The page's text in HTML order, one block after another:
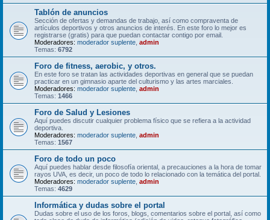
Tablón de anuncios
Sección de ofertas y demandas de trabajo, así como compraventa de
artículos deportivos y otros anuncios de interés. En este foro lo mejor es
registrarse (gratis) para que puedan contactar contigo por email.
Moderadores: moderador suplente admin
Temas: 6792
Foro de fitness, aerobic, y otros.
En este foro se tratan las actividades deportivas en general que se puedan
practicar en un gimnasio aparte del culturismo y las artes marciales.
Moderadores: moderador suplente admin
Temas: 1466
Foro de Salud y Lesiones
Aquí puedes discutir cualquier problema físico que se refiera a la actividad
deportiva.
Moderadores: moderador suplente admin
Temas: 1567
Foro de todo un poco
Aquí puedes hablar desde filosofía oriental, a precauciones a la hora de tomar
rayos UVA, es decir, un poco de todo lo relacionado con la temática del portal.
Moderadores: moderador suplente admin
Temas: 4629
Informática y dudas sobre el portal
Dudas sobre el uso de los foros, blogs, comentarios sobre el portal, así como